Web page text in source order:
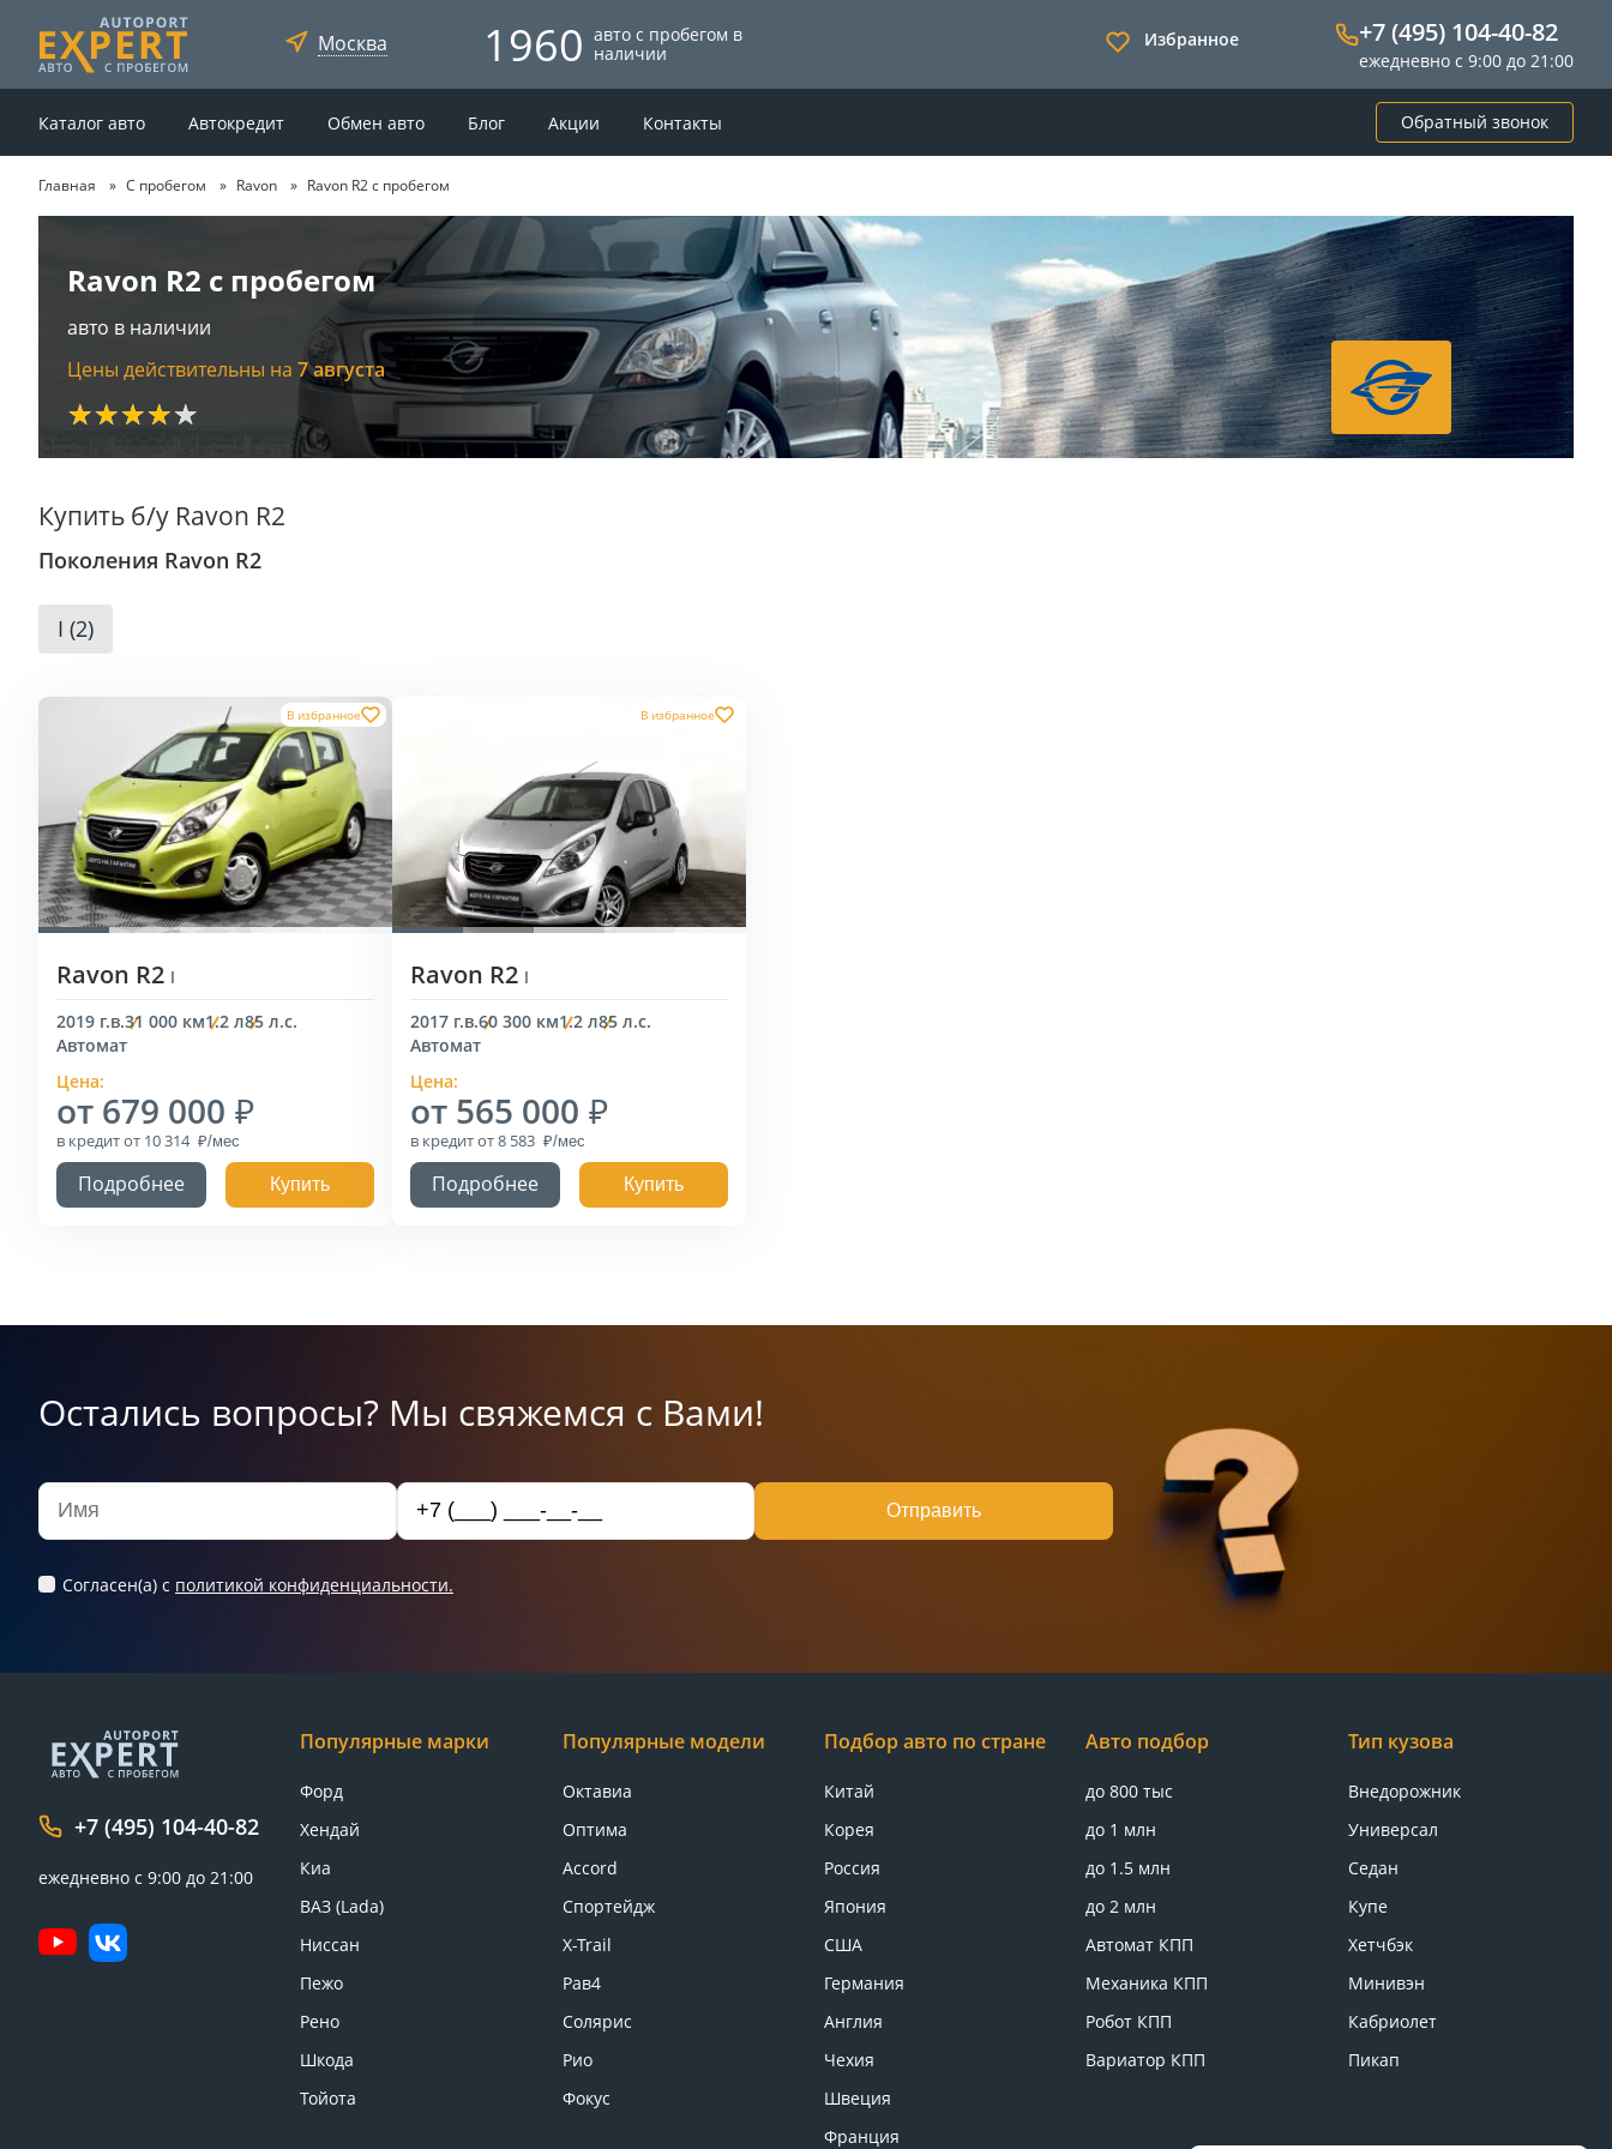
Москва 1960 авто с пробегом в
наличии
Избранное +7 (495) 104-40-82
ежедневно с 9:00 до 21:00
Каталог авто Автокредит Обмен авто Блог Акции Контакты Обратный звонок
Главная С пробегом Ravon Ravon R2 с пробегом
Ravon R2 с пробегом
авто в наличии
Цены действительны на 7 августа
★★★★★
Купить б/у Ravon R2
Поколения Ravon R2
I (2)
В избранное
Ravon R2 I
2019 г.в.31 000 км1.2 л85 л.с.
Автомат
Цена:
от 679 000
в кредитот 10 314
Подробнее Купить
В избранное
Ravon R2 I
2017 г.в.60 300 км1.2 л85 л.с.
Автомат
Цена:
от 565 000
в кредитот 8 583
Подробнее Купить
Остались вопросы? Мы свяжемся с Вами!
Отправить
Согласен(а) c политикой конфиденциальности.
+7 (495) 104-40-82
ежедневно с 9:00 до 21:00
Популярные марки
Форд
Хендай
Киа
ВАЗ (Lada)
Ниссан
Пежо
Рено
Шкода
Тойота
Популярные модели
Октавиа
Оптима
Accord
Спортейдж
X-Trail
Рав4
Солярис
Рио
Фокус
Подбор авто по стране
Китай
Корея
Россия
Япония
США
Германия
Англия
Чехия
Швеция
Франция
Авто подбор
до 800 тыс
до 1 млн
до 1.5 млн
до 2 млн
Автомат КПП
Механика КПП
Робот КПП
Вариатор КПП
Тип кузова
Внедорожник
Универсал
Седан
Купе
Хетчбэк
Минивэн
Кабриолет
Пикап